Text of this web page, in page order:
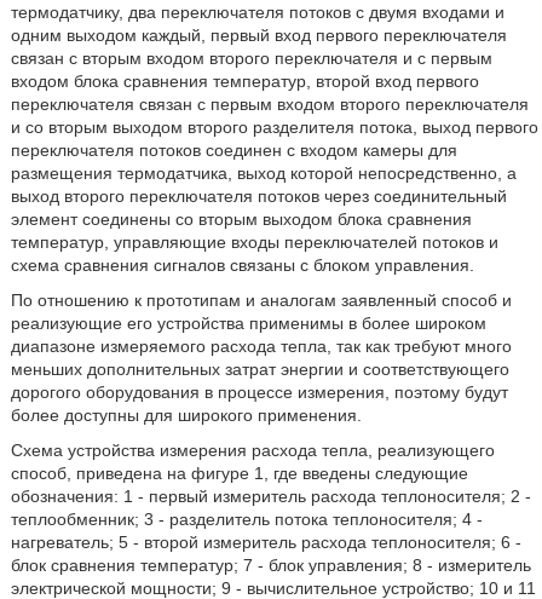
термодатчику, два переключателя потоков с двумя входами и
одним выходом каждый, первый вход первого переключателя
связан с вторым входом второго переключателя и с первым
входом блока сравнения температур, второй вход первого
переключателя связан с первым входом второго переключателя
и со вторым выходом второго разделителя потока, выход первого
переключателя потоков соединен с входом камеры для
размещения термодатчика, выход которой непосредственно, а
выход второго переключателя потоков через соединительный
элемент соединены со вторым выходом блока сравнения
температур, управляющие входы переключателей потоков и
схема сравнения сигналов связаны с блоком управления.
По отношению к прототипам и аналогам заявленный способ и
реализующие его устройства применимы в более широком
диапазоне измеряемого расхода тепла, так как требуют много
меньших дополнительных затрат энергии и соответствующего
дорогого оборудования в процессе измерения, поэтому будут
более доступны для широкого применения.
Схема устройства измерения расхода тепла, реализующего
способ, приведена на фигуре 1, где введены следующие
обозначения: 1 - первый измеритель расхода теплоносителя; 2 -
теплообменник; 3 - разделитель потока теплоносителя; 4 -
нагреватель; 5 - второй измеритель расхода теплоносителя; 6 -
блок сравнения температур; 7 - блок управления; 8 - измеритель
электрической мощности; 9 - вычислительное устройство; 10 и 11